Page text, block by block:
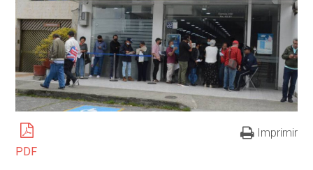
PDF
Imprimir